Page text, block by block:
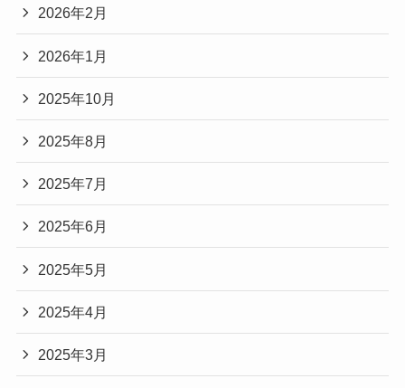
2026年2月
2026年1月
2025年10月
2025年8月
2025年7月
2025年6月
2025年5月
2025年4月
2025年3月